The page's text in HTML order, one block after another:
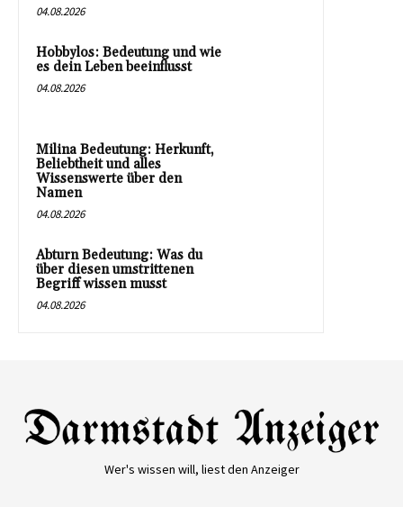
04.08.2026
Hobbylos: Bedeutung und wie
es dein Leben beeinflusst
04.08.2026
Milina Bedeutung: Herkunft,
Beliebtheit und alles
Wissenswerte über den
Namen
04.08.2026
Abturn Bedeutung: Was du
über diesen umstrittenen
Begriff wissen musst
04.08.2026
Wer's wissen will, liest den Anzeiger